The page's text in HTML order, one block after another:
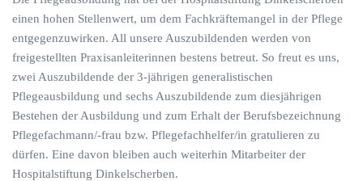
einen hohen Stellenwert, um dem Fachkräftemangel in der Pflege
entgegenzuwirken. All unsere Auszubildenden werden von
freigestellten Praxisanleiterinnen bestens betreut. So freut es uns,
zwei Auszubildende der 3-jährigen generalistischen
Pflegeausbildung und sechs Auszubildende zum diesjährigen
Bestehen der Ausbildung und zum Erhalt der Berufsbezeichnung
Pflegefachmann/-frau bzw. Pflegefachhelfer/in gratulieren zu
dürfen. Eine davon bleiben auch weiterhin Mitarbeiter der
Hospitalstiftung Dinkelscherben.